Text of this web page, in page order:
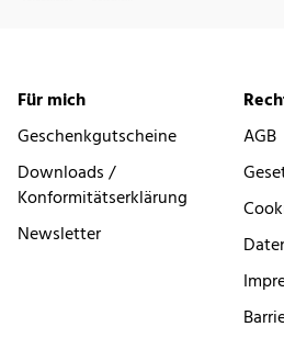
Für mich
Geschenkgutscheine
Downloads /
Konformitätserklärung
Newsletter
AGB